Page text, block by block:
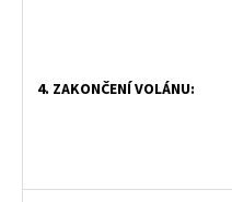
4. ZAKONČENÍ VOLÁNU: